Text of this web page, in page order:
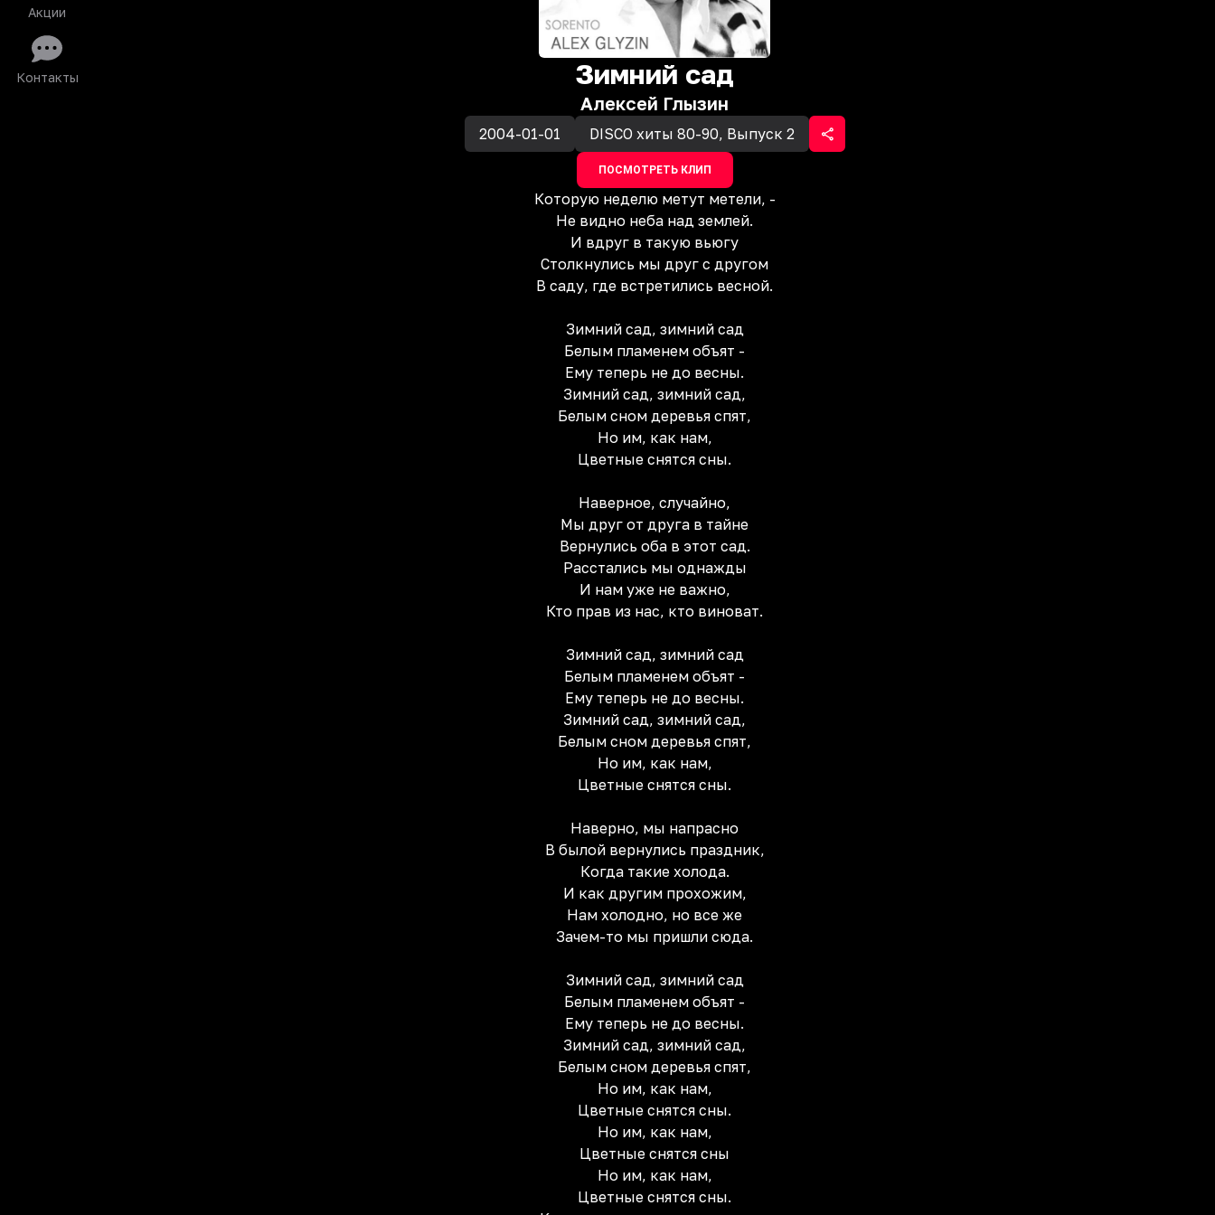
Акции
Контакты Зимний сад
Алексей Глызин
2004-01-01 DISCO хиты 80-90, Выпуск 2
ПОСМОТРЕТЬ КЛИП
Которую неделю метут метели, -
Не видно неба над землей.
И вдруг в такую вьюгу
Столкнулись мы друг с другом
В саду, где встретились весной.
Зимний сад, зимний сад
Белым пламенем объят -
Ему теперь не до весны.
Зимний сад, зимний сад,
Белым сном деревья спят,
Но им, как нам,
Цветные снятся сны.
Наверное, случайно,
Мы друг от друга в тайне
Вернулись оба в этот сад.
Расстались мы однажды
И нам уже не важно,
Кто прав из нас, кто виноват.
Зимний сад, зимний сад
Белым пламенем объят -
Ему теперь не до весны.
Зимний сад, зимний сад,
Белым сном деревья спят,
Но им, как нам,
Цветные снятся сны.
Наверно, мы напрасно
В былой вернулись праздник,
Когда такие холода.
И как другим прохожим,
Нам холодно, но все же
Зачем-то мы пришли сюда.
Зимний сад, зимний сад
Белым пламенем объят -
Ему теперь не до весны.
Зимний сад, зимний сад,
Белым сном деревья спят,
Но им, как нам,
Цветные снятся сны.
Но им, как нам,
Цветные снятся сны
Но им, как нам,
Цветные снятся сны.